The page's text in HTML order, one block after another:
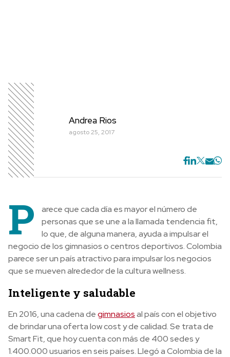
Andrea Rios
agosto 25, 2017
P
arece que cada día es mayor el número de
personas que se une a la llamada tendencia fit,
lo que, de alguna manera, ayuda a impulsar el
negocio de los gimnasios o centros deportivos. Colombia
parece ser un país atractivo para impulsar los negocios
que se mueven alrededor de la cultura wellness.
Inteligente y saludable
En 2016, una cadena degimnasiosal país con el objetivo
de brindar una oferta low cost y de calidad. Se trata de
Smart Fit, que hoy cuenta con más de 400 sedes y
1.400.000 usuarios en seis países. Llegó a Colombia de la